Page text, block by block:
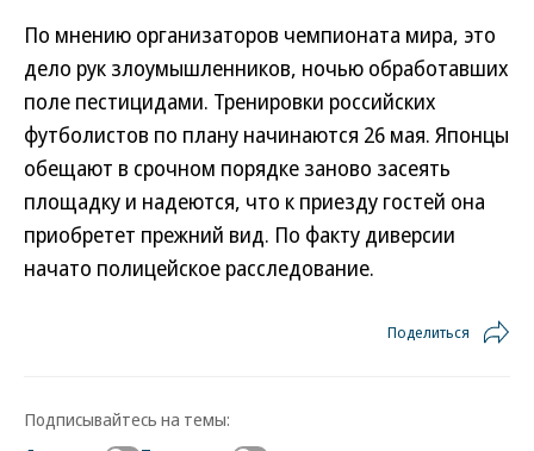
По мнению организаторов чемпионата мира, это
дело рук злоумышленников, ночью обработавших
поле пестицидами. Тренировки российских
футболистов по плану начинаются 26 мая. Японцы
обещают в срочном порядке заново засеять
площадку и надеются, что к приезду гостей она
приобретет прежний вид. По факту диверсии
начато полицейское расследование.
Поделиться
Подписывайтесь на темы: